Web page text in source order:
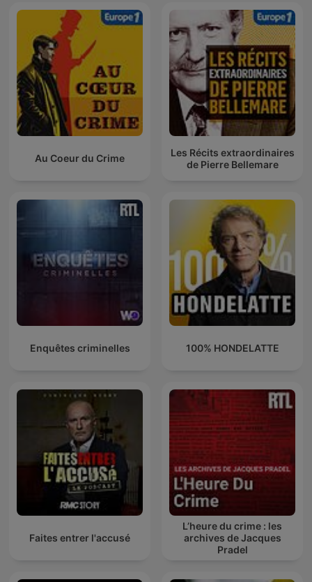
Au Coeur du Crime
Les Récits extraordinaires
de Pierre Bellemare
Enquêtes criminelles 100% HONDELATTE
Faites entrer l'accusé
L’heure du crime : les
archives de Jacques
Pradel